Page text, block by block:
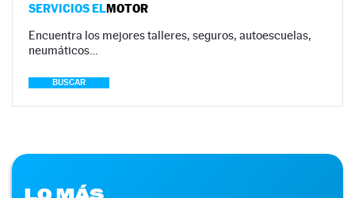
SERVICIOS ELMOTOR
Encuentra los mejores talleres, seguros, autoescuelas,
neumáticos…
BUSCAR
LO MÁS